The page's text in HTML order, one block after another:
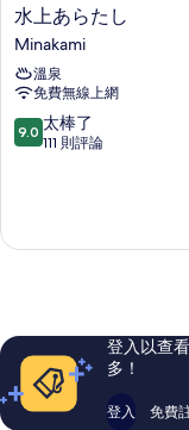
水
上
あ
ら
た
し
Minakami
水上あらたし
Minakami
溫泉
免費無線上網
9.0
分，
太
則
評
9.0 太棒了
111 則評論
登入以查
多！
登入 免費